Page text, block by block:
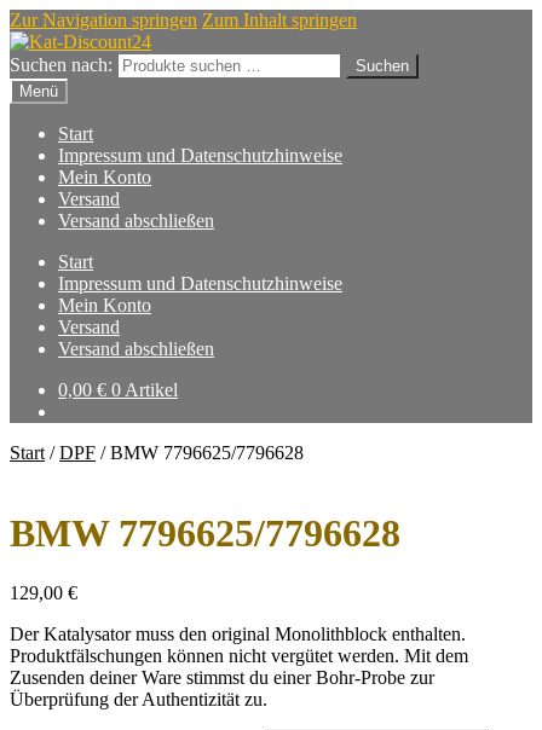
Zur Navigation springen Zum Inhalt springen
Suchen nach:
Suchen
Menü
Start
Impressum und Datenschutzhinweise
Mein Konto
Versand
Versand abschließen
Start
Impressum und Datenschutzhinweise
Mein Konto
Versand
Versand abschließen
0,00 € 0 Artikel
Start /DPF /BMW 7796625/7796628
BMW 7796625/7796628
129,00 €
Der Katalysator muss den original Monolithblock enthalten.
Produktfälschungen können nicht vergütet werden. Mit dem
Zusenden deiner Ware stimmst du einer Bohr-Probe zur
Überprüfung der Authentizität zu.